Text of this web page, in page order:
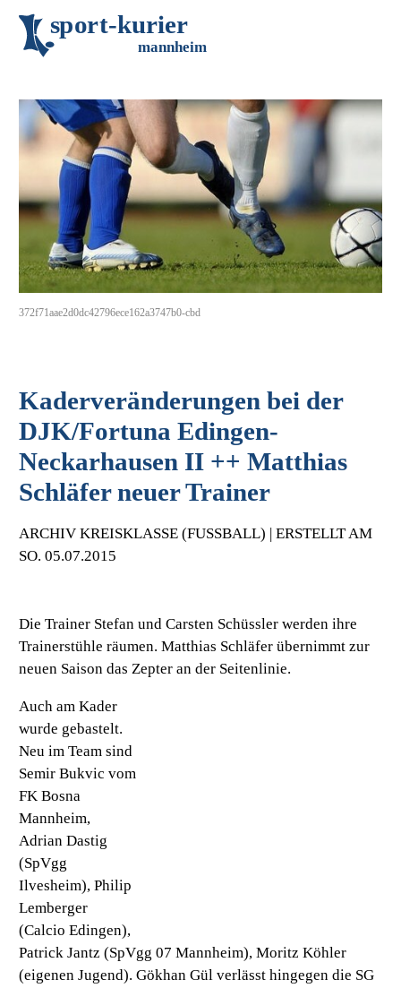
sport-kurier
mannheim
372f71aae2d0dc42796ece162a3747b0-cbd
Kaderveränderungen bei der
DJK/Fortuna Edingen-
Neckarhausen II ++ Matthias
Schläfer neuer Trainer
ARCHIV KREISKLASSE (FUSSBALL) | ERSTELLT AM S
O. 05.07.2015
Die Trainer Stefan und Carsten Schüssler werden ihre
Trainerstühle räumen. Matthias Schläfer übernimmt zur
neuen Saison das Zepter an der Seitenlinie.
Auch am Kader
wurde gebastelt.
Neu im Team sind
Semir Bukvic vom
FK Bosna
Mannheim,
Adrian Dastig
(SpVgg
Ilvesheim), Philip
Lemberger
(Calcio Edingen),
Patrick Jantz (SpVgg 07 Mannheim), Moritz Köhler
(eigenen Jugend). Gökhan Gül verlässt hingegen die SG